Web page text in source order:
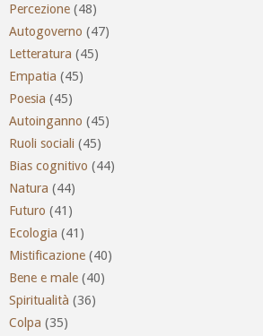
Percezione (48)
Autogoverno (47)
Letteratura (45)
Empatia (45)
Poesia (45)
Autoinganno (45)
Ruoli sociali (45)
Bias cognitivo (44)
Natura (44)
Futuro (41)
Ecologia (41)
Mistificazione (40)
Bene e male (40)
Spiritualità (36)
Colpa (35)